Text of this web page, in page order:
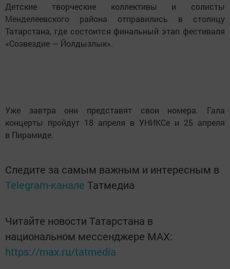
Детские творческие коллективы и солисты
Менделеевского района отправились в столицу
Татарстана, где состоится финальный этап фестиваля
«Созвездие — Йолдызлык».
Уже завтра они представят свои номера. Гала
концерты пройдут 18 апреля в УНИКСе и 25 апреля
в Пирамиде.
Следите за самым важным и интересным в
Telegram-канале Татмедиа
Читайте новости Татарстана в
национальном мессенджере MАХ:
https://max.ru/tatmedia